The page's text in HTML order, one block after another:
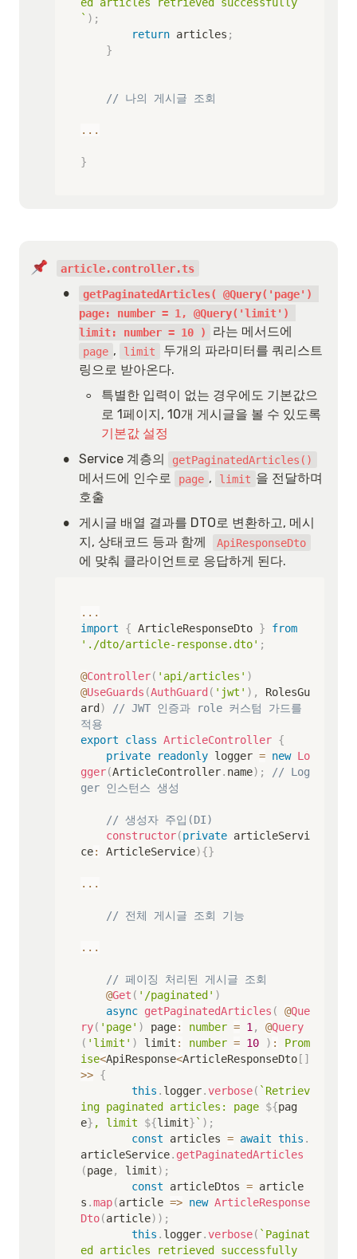
ed articles retrieved successfully
` ) ;
return articles ;
}
// 나의 게시글 조회
...
}
article.controller.ts
•
getPaginatedArticles( @Query('page')
page: number = 1, @Query('limit')
limit: number = 10 )
page , limit
두개의 파라미터를 쿼리스트
링으로 받아온다.
◦
특별한 입력이 없는 경우에도 기본값으
기본값 설정
• Service 계층의 getPaginatedArticles()
메서드에 인수로 page , limit 을 전달하며
호출
•
게시글 배열 결과를 DTO로 변환하고, 메시
지, 상태코드 등과 함께
ApiResponseDto
에 맞춰 클라이언트로 응답하게 된다.
...
import
{ ArticleResponseDto }
from
'./dto/article-response.dto' ;
@Controller( 'api/articles' )
@UseGuards (AuthGuard ( 'jwt' ) ,
RolesGu
ard )
// JWT 인증과 role 커스텀 가드를
적용
export
class ArticleController {
private
readonly logger = new Lo
gger(ArticleController. name) ;
// Log
ger 인스턴스 생성
// 생성자 주입(DI)
constructor(private articleServi
ce: ArticleService){}
...
// 전체 게시글 조회 기능
...
// 페이징 처리된 게시글 조회
@Get ( '/paginated' )
async getPaginatedArticles ( @Que
ry( 'page' ) page: number = 1, @Query
( 'limit' ) limit : number = 10 ) :
Prom
ise<ApiResponse<ArticleResponseDto [ ]
>> {
this . logger.verbose( ` Retriev
ing paginated articles: page ${pag
e} , limit ${limit} ` ) ;
const articles = await this .
articleService. getPaginatedArticles
(page, limit) ;
const articleDtos = article
s .map(article => new ArticleResponse
Dto(article) ) ;
this . logger.verbose( ` Paginat
ed articles retrieved successfully